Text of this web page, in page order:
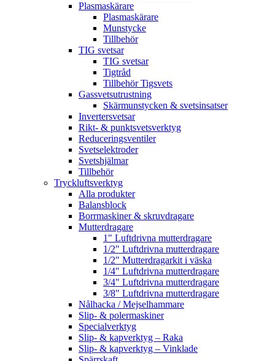
Plasmaskärare
Plasmaskärare
Munstycke
Tillbehör
TIG svetsar
TIG svetsar
Tigtråd
Tillbehör Tigsvets
Gassvetsutrustning
Skärmunstycken & svetsinsatser
Invertersvetsar
Rikt- & punktsvetsverktyg
Reduceringsventiler
Svetselektroder
Svetshjälmar
Tillbehör
Tryckluftsverktyg
Alla produkter
Balansblock
Borrmaskiner & skruvdragare
Mutterdragare
1" Luftdrivna mutterdragare
1/2" Luftdrivna mutterdragare
1/2" Mutterdragarkit i väska
1/4" Luftdrivna mutterdragare
3/4" Luftdrivna mutterdragare
3/8" Luftdrivna mutterdragare
Nålhacka / Mejselhammare
Slip- & polermaskiner
Specialverktyg
Slip- & kapverktyg – Raka
Slip- & kapverktyg – Vinklade